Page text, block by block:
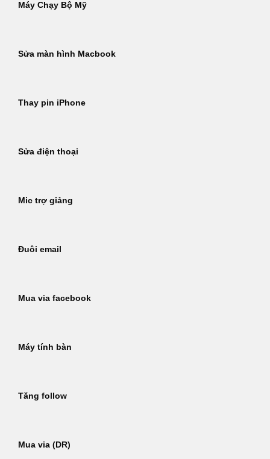
Máy Chạy Bộ Mỹ
Sửa màn hình Macbook
Thay pin iPhone
Sửa điện thoại
Mic trợ giảng
Đuôi email
Mua via facebook
Máy tính bàn
Tăng follow
Mua via (DR)